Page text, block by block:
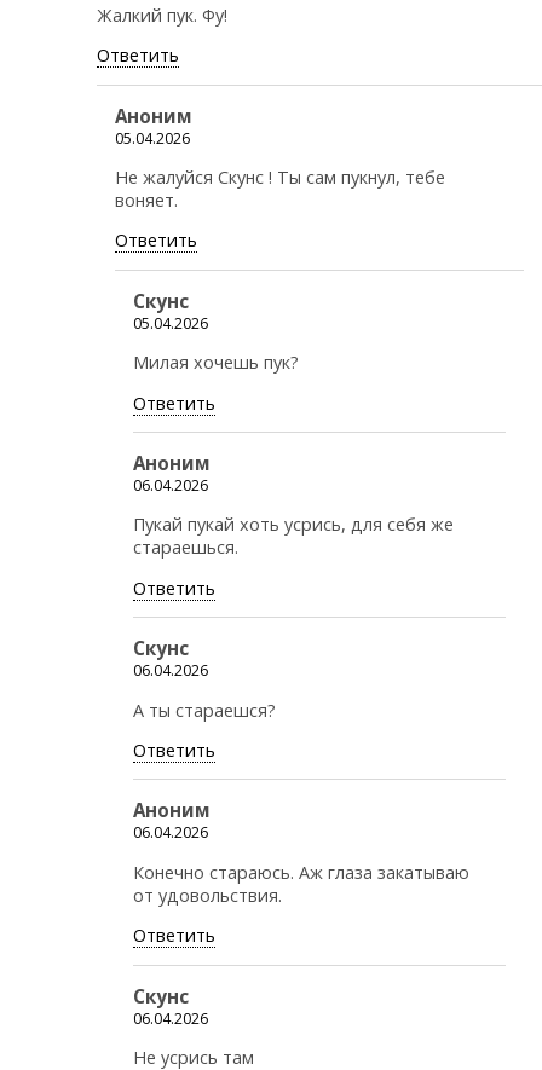
Жалкий пук. Фу!
Ответить
Аноним
05.04.2026
Не жалуйся Скунс ! Ты сам пукнул, тебе
воняет.
Ответить
Скунс
05.04.2026
Милая хочешь пук?
Ответить
Аноним
06.04.2026
Пукай пукай хоть усрись, для себя же
стараешься.
Ответить
Скунс
06.04.2026
А ты стараешся?
Ответить
Аноним
06.04.2026
Конечно стараюсь. Аж глаза закатываю
от удовольствия.
Ответить
Скунс
06.04.2026
Не усрись там